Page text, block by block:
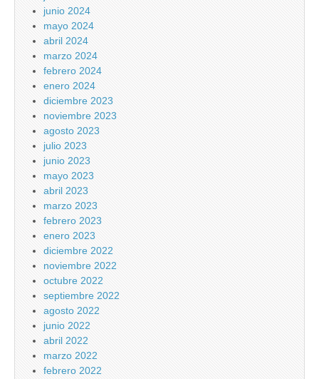
junio 2024
mayo 2024
abril 2024
marzo 2024
febrero 2024
enero 2024
diciembre 2023
noviembre 2023
agosto 2023
julio 2023
junio 2023
mayo 2023
abril 2023
marzo 2023
febrero 2023
enero 2023
diciembre 2022
noviembre 2022
octubre 2022
septiembre 2022
agosto 2022
junio 2022
abril 2022
marzo 2022
febrero 2022